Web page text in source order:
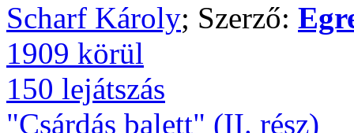
Scharf Károly; Szerző:
1909 körül
150 lejátszás
"Csárdás balett" (II. rész)